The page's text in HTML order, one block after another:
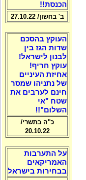
הכנסת!!
ב' בחשון/ 27.10.22
העוקץ בהסכם
שדות הגז בין
לבנון לישראל!
עוקץ חריף!
אחיזת העיניים
של נתניהו שמסר
חינם לערבים את
שטח "אי
השלום"!!
כ"ה בתשרי/
20.10.22
על התערבות
האמריקאים
בבחירות בישראל